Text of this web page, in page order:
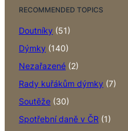
RECOMMENDED TOPICS
Doutníky (51)
Dýmky (140)
Nezařazené (2)
Rady kuřákům dýmky (7)
Soutěže (30)
Spotřební daně v ČR (1)